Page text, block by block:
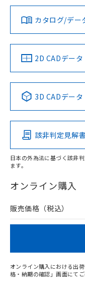
ダウンロードデータ
みください。
ソフトウェアの使用条
対応済み
中国 RoHS 注意
Pb Hg
O
在庫等で未対応品
問い合わせください
LR型式承認
（イギリス
船舶規格）
（
No No
その他の認
カタログ/デー
2D CADデータ
3D CADデータ
該非判定見解
日本の外為法に基づく該非
ます。
オンライン購入
販売価格（税込）
オンライン購入における出
格・納期の確認」画面にてご